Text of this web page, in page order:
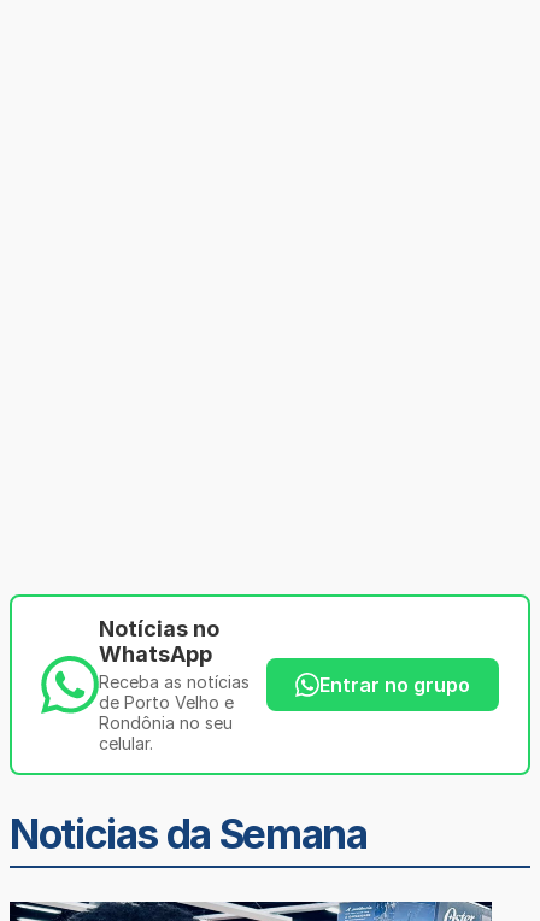
Notícias no
WhatsApp
Receba as notícias
de Porto Velho e
Rondônia no seu
celular.
Entrar no grupo
Noticias da Semana